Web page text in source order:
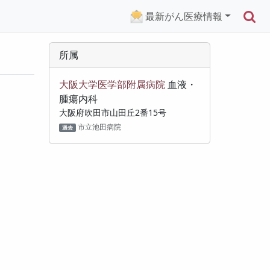
最新がん医療情報
所属
大阪大学医学部附属病院 血液・
腫瘍内科
大阪府吹田市山田丘2番15号
過去 市立池田病院